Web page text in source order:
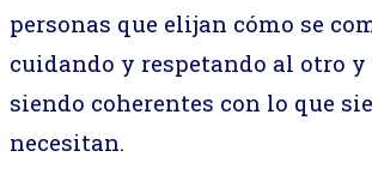
personas que elijan cómo se
cuidando y respetando al otro y
siendo coherentes con lo que
necesitan.